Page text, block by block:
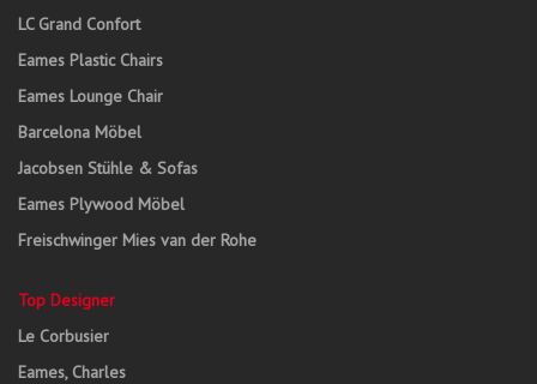
LC Grand Confort
Eames Plastic Chairs
Eames Lounge Chair
Barcelona Möbel
Jacobsen Stühle & Sofas
Eames Plywood Möbel
Freischwinger Mies van der Rohe
Top Designer
Le Corbusier
Eames, Charles